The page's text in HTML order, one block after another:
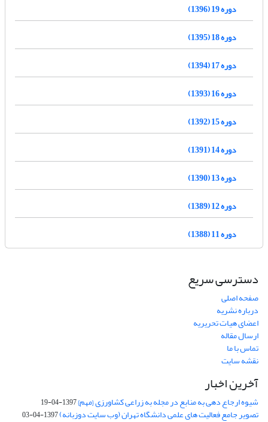
دوره 19 (1396)
دوره 18 (1395)
دوره 17 (1394)
دوره 16 (1393)
دوره 15 (1392)
دوره 14 (1391)
دوره 13 (1390)
دوره 12 (1389)
دوره 11 (1388)
دسترسی سریع
صفحه اصلی
درباره نشریه
اعضای هیات تحریریه
ارسال مقاله
تماس با ما
نقشه سایت
آخرین اخبار
شیوه ارجاع دهی به منابع در مجله به زراعی کشاورزی {مهم}1397-04-19
تصویر جامع فعالیت های علمی دانشگاه تهران (وب سایت دوزبانه)1397-04-03